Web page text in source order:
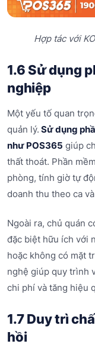
Hợp tác với
1.6 Sử dụng
nghiệp
Một yếu tố quan
quản lý. Sử dụng
như POS365 giúp
thất thoát. Phần
phòng, tính giờ tự
doanh thu theo ca
Ngoài ra, chủ quán
đặc biệt hữu ích với
hoặc không có mặt
nghệ giúp quy trình
chi phí và tăng hiệu
1.7 Duy trì
hồi